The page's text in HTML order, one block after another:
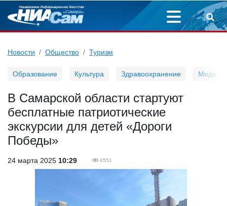
Новости Общество Туризм
Образование Культура Здравоохранение Мода
В Самарской области стартуют
бесплатные патриотические
экскурсии для детей «Дороги
Победы»
24 марта 2025 10:29 4551